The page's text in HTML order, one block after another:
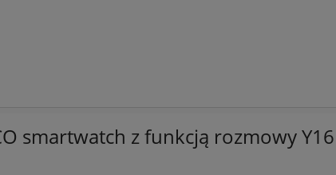
smartwatch z funkcją rozmowy Y16